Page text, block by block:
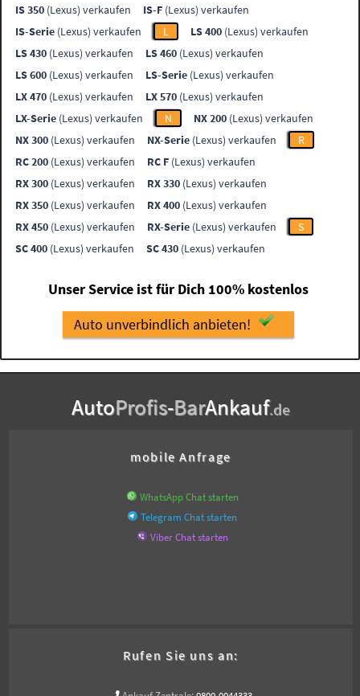
IS 350 (Lexus) verkaufen IS-F (Lexus) verkaufen
IS-Serie (Lexus) verkaufen L LS 400 (Lexus) verkaufen
LS 430 (Lexus) verkaufen LS 460 (Lexus) verkaufen
LS 600 (Lexus) verkaufen LS-Serie (Lexus) verkaufen
LX 470 (Lexus) verkaufen LX 570 (Lexus) verkaufen
LX-Serie (Lexus) verkaufen N NX 200 (Lexus) verkaufen
NX 300 (Lexus) verkaufen NX-Serie (Lexus) verkaufen
R
RC 200 (Lexus) verkaufen RC F (Lexus) verkaufen
RX 300 (Lexus) verkaufen RX 330 (Lexus) verkaufen
RX 350 (Lexus) verkaufen RX 400 (Lexus) verkaufen
RX 450 (Lexus) verkaufen RX-Serie (Lexus) verkaufen
S
SC 400 (Lexus) verkaufen SC 430 (Lexus) verkaufen
Unser Service ist für Dich 100% kostenlos
Auto unverbindlich anbieten!
AutoProfis-BarAnkauf.de
mobile Anfrage
WhatsApp Chat starten
Telegram Chat starten
Viber Chat starten
Rufen Sie uns an: